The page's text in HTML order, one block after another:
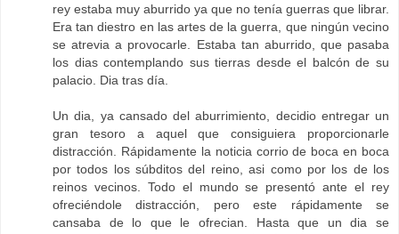
rey estaba muy aburrido ya que no tenía guerras que librar.
Era tan diestro en las artes de la guerra, que ningún vecino
se atrevia a provocarle. Estaba tan aburrido, que pasaba
los dias contemplando sus tierras desde el balcón de su
palacio. Dia tras día.
Un dia, ya cansado del aburrimiento, decidio entregar un
gran tesoro a aquel que consiguiera proporcionarle
distracción. Rápidamente la noticia corrio de boca en boca
por todos los súbditos del reino, asi como por los de los
reinos vecinos. Todo el mundo se presentó ante el rey
ofreciéndole distracción, pero este rápidamente se
cansaba de lo que le ofrecian. Hasta que un dia se